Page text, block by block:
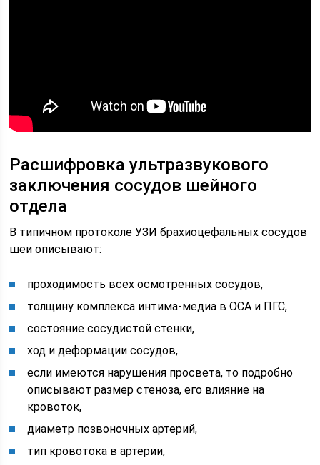
Расшифровка ультразвукового
заключения сосудов шейного
отдела
В типичном протоколе УЗИ брахиоцефальных сосудов
шеи описывают:
проходимость всех осмотренных сосудов,
толщину комплекса интима-медиа в ОСА и ПГС,
состояние сосудистой стенки,
ход и деформации сосудов,
если имеются нарушения просвета, то подробно
описывают размер стеноза, его влияние на
кровоток,
диаметр позвоночных артерий,
тип кровотока в артерии,